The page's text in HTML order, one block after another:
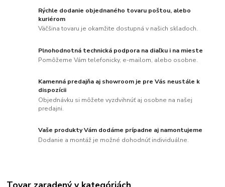
Rýchle dodanie objednaného tovaru poštou, alebo
kuriérom
Väčšina tovaru je okamžite dostupná v našich skladoch.
Plnohodnotná technická podpora na diaľku i na mieste
Pomôžeme Vám telefonicky, e-mailom, alebo osobne.
Kamenná predajňa aj showroom je pre Vás neustále k
dispozícii
Objednávku si môžete vyzdvihnúť aj osobne na našej
predajni.
Vaše produkty Vám dodáme prípadne aj namontujeme
Dodanie a montáž je možné dohodnúť individuálne.